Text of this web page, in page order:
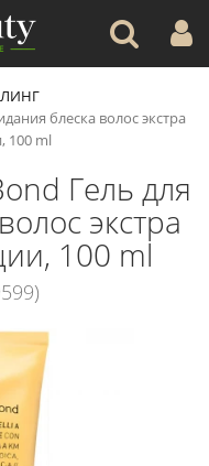
блеска волос экстра
100 ml
Гель для
экстра
100 ml